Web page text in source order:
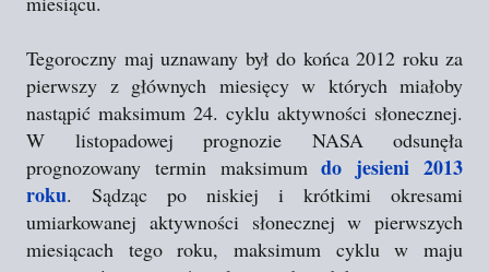
Tegoroczny maj uznawany był do końca 2012 roku za
pierwszy z głównych miesięcy w których miałoby
nastąpić maksimum 24. cyklu aktywności słonecznej.
W listopadowej prognozie NASA odsunęła
prognozowany termin maksimumdo jesieni 2013
roku. Sądząc po niskiej i krótkimi okresami
umiarkowanej aktywności słonecznej w pierwszych
miesiącach tego roku, maksimum cyklu w maju